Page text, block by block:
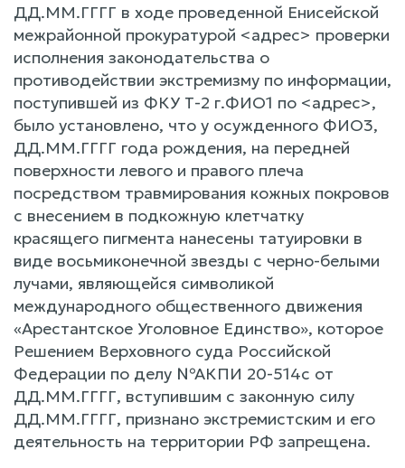
ДД.ММ.ГГГГ в ходе проведенной Енисейской
межрайонной прокуратурой <адрес> проверки
исполнения законодательства о
противодействии экстремизму по информации,
поступившей из ФКУ Т-2 г.ФИО1 по <адрес>,
было установлено, что у осужденного ФИО3,
ДД.ММ.ГГГГ года рождения, на передней
поверхности левого и правого плеча
посредством травмирования кожных покровов
с внесением в подкожную клетчатку
красящего пигмента нанесены татуировки в
виде восьмиконечной звезды с черно-белыми
лучами, являющейся символикой
международного общественного движения
«Арестантское Уголовное Единство», которое
Решением Верховного суда Российской
Федерации по делу №АКПИ 20-514с от
ДД.ММ.ГГГГ, вступившим с законную силу
ДД.ММ.ГГГГ, признано экстремистским и его
деятельность на территории РФ запрещена.